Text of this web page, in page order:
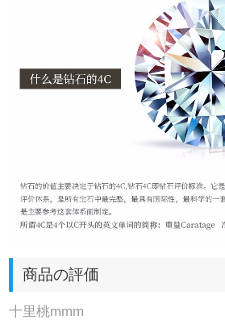
商品の評価
十里桃mmm